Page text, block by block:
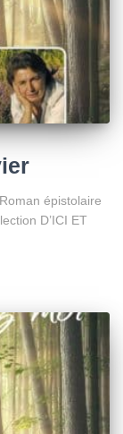
épistolaire
D’ICI ET